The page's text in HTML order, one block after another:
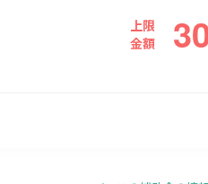
上限
金額